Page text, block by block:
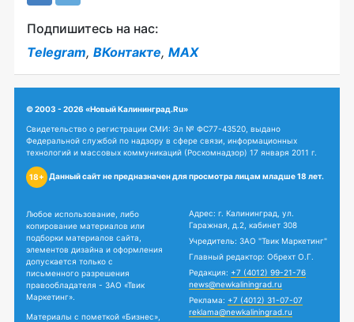
Подпишитесь на нас:
Telegram, ВКонтакте, MAX
© 2003 - 2026 «Новый Калининград.Ru»
Свидетельство о регистрации СМИ: Эл № ФС77-43520, выдано
Федеральной службой по надзору в сфере связи, информационных
технологий и массовых коммуникаций (Роскомнадзор) 17 января 2011 г.
18+ Данный сайт не предназначен для просмотра лицам младше 18 лет.
Любое использование, либо
копирование материалов или
подборки материалов сайта,
элементов дизайна и оформления
допускается только с
письменного разрешения
правообладателя - ЗАО «Твик
Маркетинг».
Материалы с пометкой «Бизнес»,
Адрес: г. Калининград, ул.
Гаражная, д.2, кабинет 308
Учредитель: ЗАО "Твик Маркетинг"
Главный редактор: Обрехт О.Г.
Редакция: +7 (4012) 99-21-76
news@newkaliningrad.ru
Реклама: +7 (4012) 31-07-07
reklama@newkaliningrad.ru